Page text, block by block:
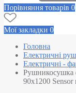
Порівняння товарів 0
Мої закладки 0
Головна
Електричні
Електричні -
Рушникосушка
90х1200 Sensor